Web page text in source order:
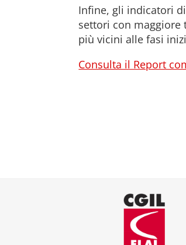
Infine, gli indicatori
settori con
più vicini alle fasi
Consulta il Report